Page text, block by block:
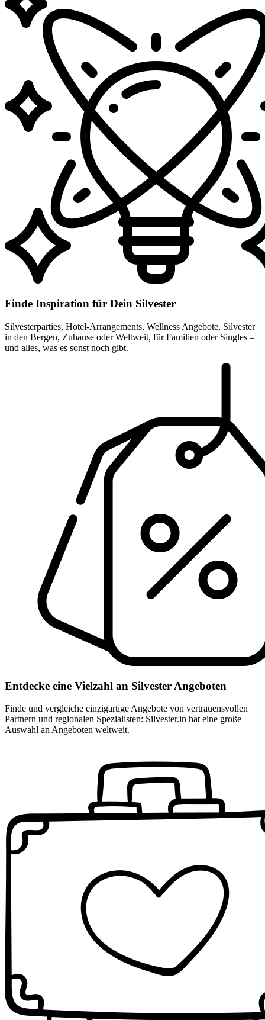
Finde Inspiration für Dein Silvester
Silvesterparties, Hotel-Arrangements, Wellness Angebote, Silvester
in den Bergen, Zuhause oder Weltweit, für Familien oder Singles –
und alles, was es sonst noch gibt.
Entdecke eine Vielzahl an Silvester Angeboten
Finde und vergleiche einzigartige Angebote von vertrauensvollen
Partnern und regionalen Spezialisten: Silvester.in hat eine große
Auswahl an Angeboten weltweit.